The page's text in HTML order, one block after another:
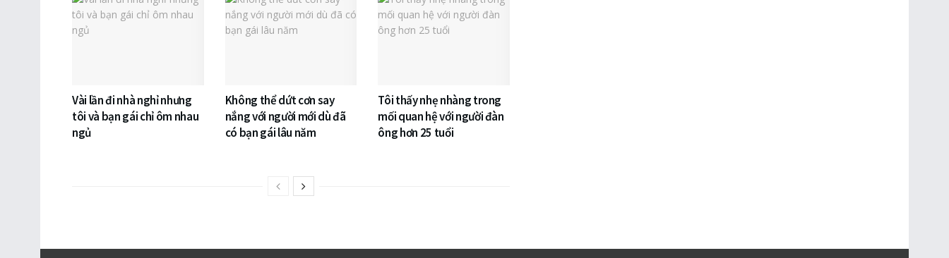
Vài lần đi nhà nghỉ nhưng
tôi và bạn gái chỉ ôm nhau
ngủ
Không thể dứt cơn say
nắng với người mới dù đã
có bạn gái lâu năm
Tôi thấy nhẹ nhàng trong
mối quan hệ với người đàn
ông hơn 25 tuổi